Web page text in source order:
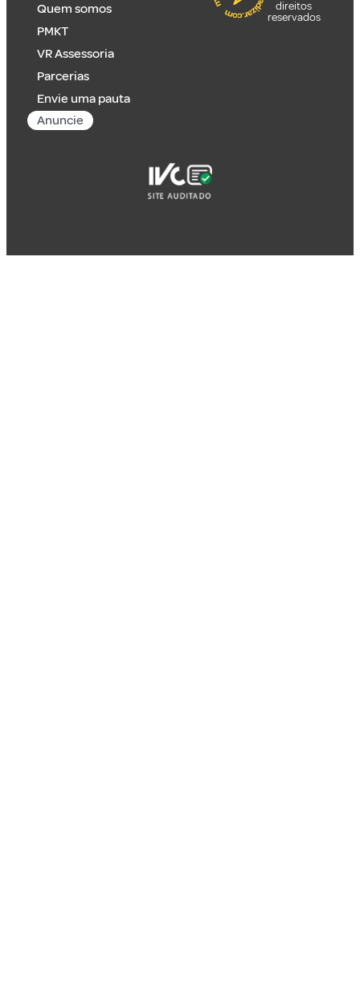
Quem somos
PMKT
VR Assessoria
Parcerias
Envie uma pauta
Anuncie
direitos
reservados